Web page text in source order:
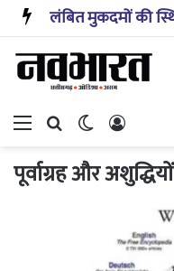
Menu Search forSwitch skin
पूर्वाग्रह और अशुद्धियों